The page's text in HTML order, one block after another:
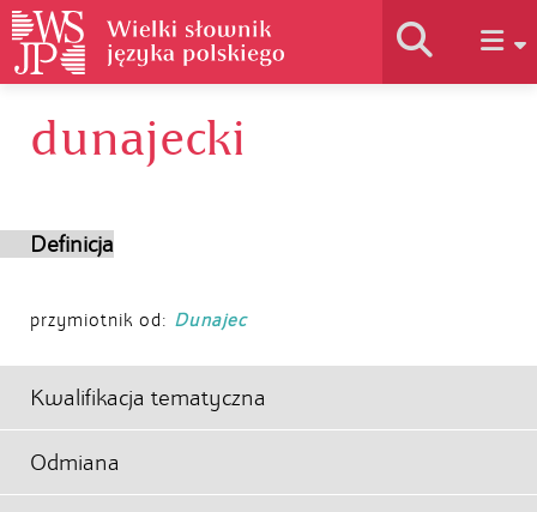
Historia słownika
dunajecki
Definicja
przymiotnik od: Dunajec
Kwalifikacja tematyczna
Odmiana